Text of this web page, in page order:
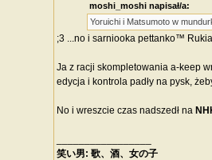
moshi_moshi napisał/a:
Yoruichi i Matsumoto w
;3 ...no i sarniooka pettanko™
Ja z racji skompletowania a-keep
edycja i kontrola padły na pysk,
No i wreszcie czas nadszedł na
笑い男: 歌、酒、女の子